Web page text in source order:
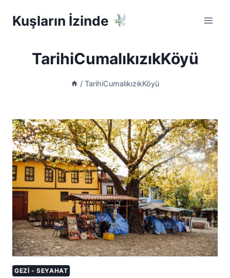
Kuşların İzinde
TarihiCumalıkızıkKöyü
/ TarihiCumalıkızıkKöyü
GEZI - SEYAHAT